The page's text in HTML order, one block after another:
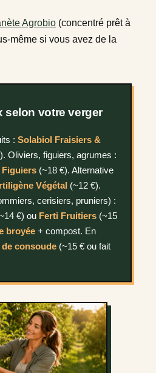
Agrobio (concentré prêt à
même si vous avez de la
selon votre verger
: Solabiol Fraisiers &
Oliviers, figuiers, agrumes :
(~18 €). Alternative
Végétal (~12 €).
cerisiers, pruniers) :
€) ou Ferti Fruitiers (~15
broyée + compost. En
consoude (~15 € ou fait